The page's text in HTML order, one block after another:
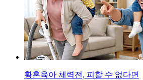
황혼육아 체력전, 피할 수 없다면